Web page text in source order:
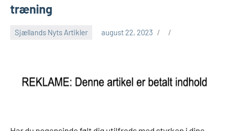
træning
Sjællands Nyts Artikler august 22, 2023